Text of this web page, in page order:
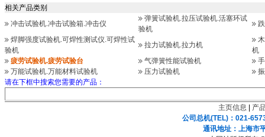
相关产品类别
冲击试验机.冲击试验箱.冲击仪
弹簧试验机.拉压试验机.活塞环试
验机
焊脚强度试验机.可焊性测试仪.可焊性试
验机
拉力试验机.拉力机
机
疲劳试验机.疲劳试验台
气弹簧性能试验机
万能试验机.万能材料试验机
压力试验机
请在下框中搜索您需要的产品：
主页信息
产
公司总机(TEL)：021-
通讯地址：上海